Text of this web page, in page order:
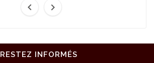
 
RESTEZ INFORMÉS